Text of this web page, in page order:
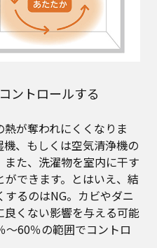
ントロールする
が奪われにくくなりま
、もしくは空気清浄機の
た、洗濯物を室内に干す
できます。とはいえ、結
るのはNG。カビやダニ
くない影響を与える可能
〜60％の範囲でコントロ